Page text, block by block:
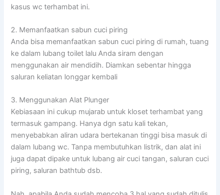
kasus wc terhambat ini.
2. Memanfaatkan sabun cuci piring
Anda bisa memanfaatkan sabun cuci piring di rumah, tuang
ke dalam lubang toilet lalu Anda siram dengan
menggunakan air mendidih. Diamkan sebentar hingga
saluran keliatan longgar kembali
3. Menggunakan Alat Plunger
Kebiasaan ini cukup mujarab untuk kloset terhambat yang
termasuk gampang. Hanya dgn satu kali tekan,
menyebabkan aliran udara bertekanan tinggi bisa masuk di
dalam lubang wc. Tanpa membutuhkan listrik, dan alat ini
juga dapat dipake untuk lubang air cuci tangan, saluran cuci
piring, saluran bathtub dsb.